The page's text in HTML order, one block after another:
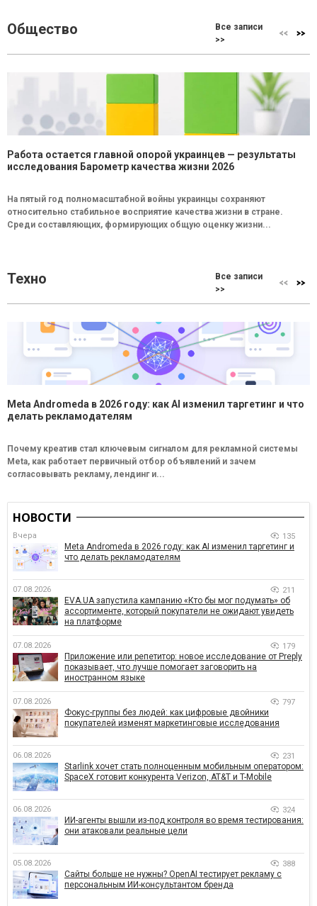
Общество
Все записи
>>
Работа остается главной опорой украинцев — результаты
исследования Барометр качества жизни 2026
На пятый год полномасштабной войны украинцы сохраняют
относительно стабильное восприятие качества жизни в стране.
Среди составляющих, формирующих общую оценку жизни...
Техно
Все записи
>>
Meta Andromeda в 2026 году: как AI изменил таргетинг и что
делать рекламодателям
Почему креатив стал ключевым сигналом для рекламной системы
Meta, как работает первичный отбор объявлений и зачем
согласовывать рекламу, лендинг и...
НОВОСТИ
Вчера 135
Meta Andromeda в 2026 году: как AI изменил таргетинг и
что делать рекламодателям
07.08.2026 211
EVA.UA запустила кампанию «Кто бы мог подумать» об
ассортименте, который покупатели не ожидают увидеть
на платформе
07.08.2026 179
Приложение или репетитор: новое исследование от Preply
показывает, что лучше помогает заговорить на
иностранном языке
07.08.2026 797
Фокус-группы без людей: как цифровые двойники
покупателей изменят маркетинговые исследования
06.08.2026 231
Starlink хочет стать полноценным мобильным оператором:
SpaceX готовит конкурента Verizon, AT&T и T-Mobile
06.08.2026 324
ИИ-агенты вышли из-под контроля во время тестирования:
они атаковали реальные цели
05.08.2026 388
Сайты больше не нужны? OpenAI тестирует рекламу с
персональным ИИ-консультантом бренда